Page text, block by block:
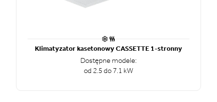
Klimatyzator kasetonowy CASSETTE 1-stronny
Dostępne modele:
od 2.5 do 7.1 kW